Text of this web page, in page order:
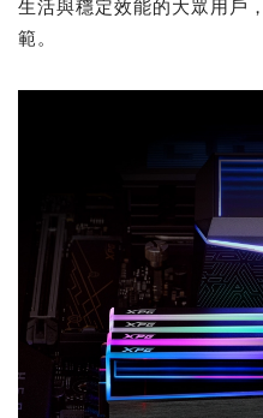
生活與穩定效能的大眾用戶
範。